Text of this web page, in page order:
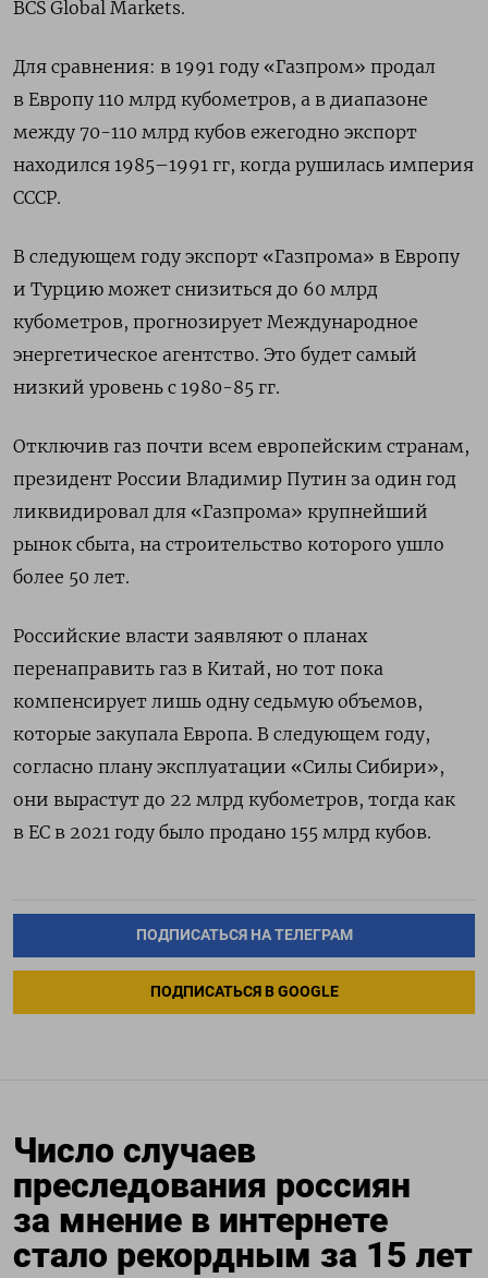
BCS Global Markets.
Для сравнения: в 1991 году «Газпром» продал
в Европу 110 млрд кубометров, а в диапазоне
между 70-110 млрд кубов ежегодно экспорт
находился 1985–1991 гг, когда рушилась империя
СССР.
В следующем году экспорт «Газпрома» в Европу
и Турцию может снизиться до 60 млрд
кубометров, прогнозирует Международное
энергетическое агентство. Это будет самый
низкий уровень с 1980-85 гг.
Отключив газ почти всем европейским странам,
президент России Владимир Путин за один год
ликвидировал для «Газпрома» крупнейший
рынок сбыта, на строительство которого ушло
более 50 лет.
Российские власти заявляют о планах
перенаправить газ в Китай, но тот пока
компенсирует лишь одну седьмую объемов,
которые закупала Европа. В следующем году,
согласно плану эксплуатации «Силы Сибири»,
они вырастут до 22 млрд кубометров, тогда как
в ЕС в 2021 году было продано 155 млрд кубов.
ПОДПИСАТЬСЯ НА ТЕЛЕГРАМ
ПОДПИСАТЬСЯ В GOOGLE
Число случаев
преследования россиян
за мнение в интернете
стало рекордным за 15 лет